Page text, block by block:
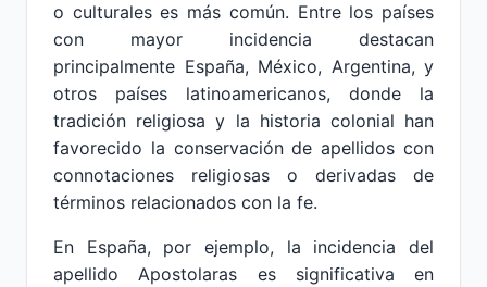
o culturales es más común. Entre los países
con mayor incidencia destacan
principalmente España, México, Argentina, y
otros países latinoamericanos, donde la
tradición religiosa y la historia colonial han
favorecido la conservación de apellidos con
connotaciones religiosas o derivadas de
términos relacionados con la fe.
En España, por ejemplo, la incidencia del
apellido Apostolaras es significativa en